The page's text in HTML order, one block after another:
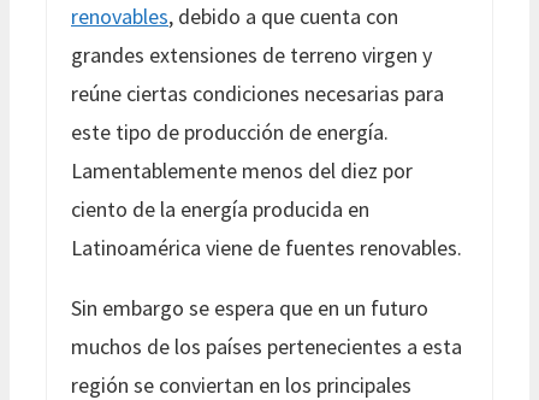
renovables, debido a que cuenta con
grandes extensiones de terreno virgen y
reúne ciertas condiciones necesarias para
este tipo de producción de energía.
Lamentablemente menos del diez por
ciento de la energía producida en
Latinoamérica viene de fuentes renovables.
Sin embargo se espera que en un futuro
muchos de los países pertenecientes a esta
región se conviertan en los principales